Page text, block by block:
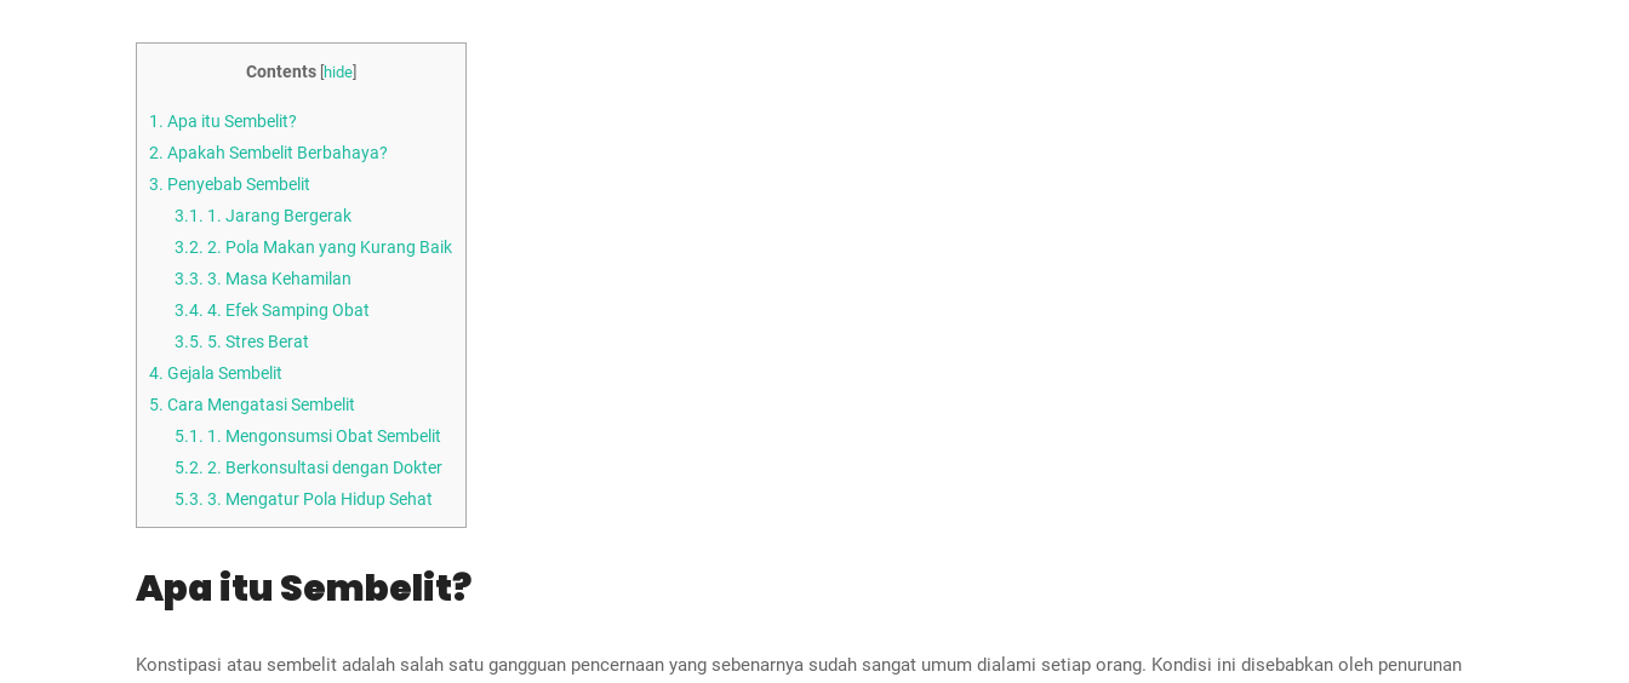
Contents [hide]
1. Apa itu Sembelit?
2. Apakah Sembelit Berbahaya?
3. Penyebab Sembelit
3.1. 1. Jarang Bergerak
3.2. 2. Pola Makan yang Kurang Baik
3.3. 3. Masa Kehamilan
3.4. 4. Efek Samping Obat
3.5. 5. Stres Berat
4. Gejala Sembelit
5. Cara Mengatasi Sembelit
5.1. 1. Mengonsumsi Obat Sembelit
5.2. 2. Berkonsultasi dengan Dokter
5.3. 3. Mengatur Pola Hidup Sehat
Apa itu Sembelit?
Konstipasi atau sembelit adalah salah satu gangguan pencernaan yang sebenarnya sudah sangat umum dialami setiap orang. Kondisi ini disebabkan oleh penurunan